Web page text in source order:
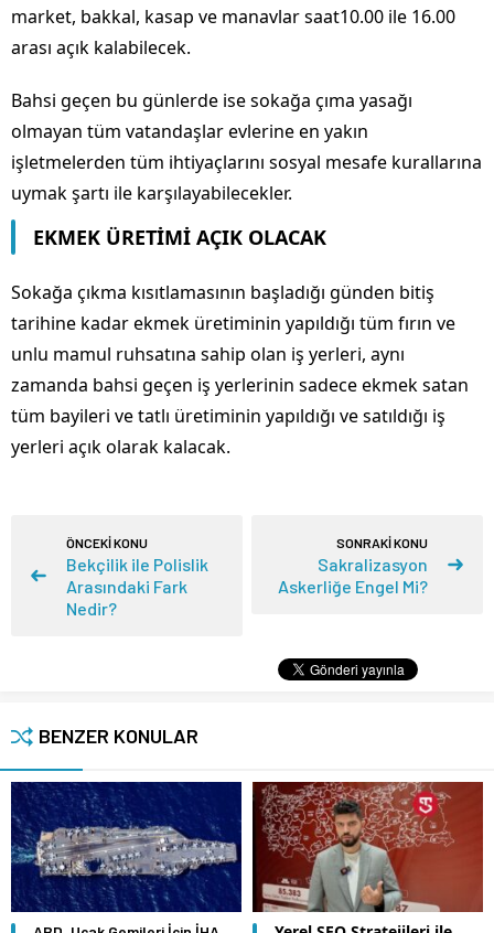
market, bakkal, kasap ve manavlar saat10.00 ile 16.00
arası açık kalabilecek.
Bahsi geçen bu günlerde ise sokağa çıma yasağı
olmayan tüm vatandaşlar evlerine en yakın
işletmelerden tüm ihtiyaçlarını sosyal mesafe kurallarına
uymak şartı ile karşılayabilecekler.
EKMEK ÜRETİMİ AÇIK OLACAK
Sokağa çıkma kısıtlamasının başladığı günden bitiş
tarihine kadar ekmek üretiminin yapıldığı tüm fırın ve
unlu mamul ruhsatına sahip olan iş yerleri, aynı
zamanda bahsi geçen iş yerlerinin sadece ekmek satan
tüm bayileri ve tatlı üretiminin yapıldığı ve satıldığı iş
yerleri açık olarak kalacak.
ÖNCEKİ KONU
Bekçilik ile Polislik
Arasındaki Fark
Nedir?
SONRAKİ KONU
Sakralizasyon
Askerliğe Engel Mi?
BENZER KONULAR